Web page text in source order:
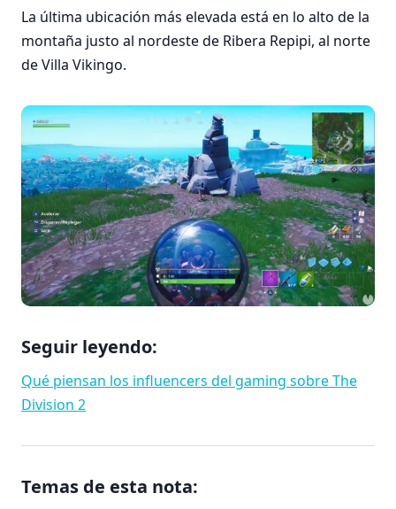
La última ubicación más elevada está en lo alto de la
montaña justo al nordeste de Ribera Repipi, al norte
de Villa Vikingo.
Seguir leyendo:
Qué piensan los influencers del gaming sobre The
Division 2
Temas de esta nota: